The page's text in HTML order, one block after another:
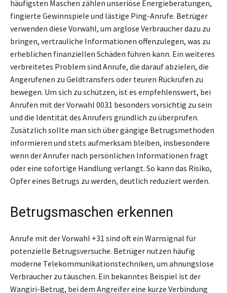
häufigsten Maschen zählen unseriöse Energieberatungen,
fingierte Gewinnspiele und lästige Ping-Anrufe. Betrüger
verwenden diese Vorwahl, um arglose Verbraucher dazu zu
bringen, vertrauliche Informationen offenzulegen, was zu
erheblichen finanziellen Schäden führen kann. Ein weiteres
verbreitetes Problem sind Anrufe, die darauf abzielen, die
Angerufenen zu Geldtransfers oder teuren Rückrufen zu
bewegen. Um sich zu schützen, ist es empfehlenswert, bei
Anrufen mit der Vorwahl 0031 besonders vorsichtig zu sein
und die Identität des Anrufers gründlich zu überprüfen.
Zusätzlich sollte man sich über gängige Betrugsmethoden
informieren und stets aufmerksam bleiben, insbesondere
wenn der Anrufer nach persönlichen Informationen fragt
oder eine sofortige Handlung verlangt. So kann das Risiko,
Opfer eines Betrugs zu werden, deutlich reduziert werden.
Betrugsmaschen erkennen
Anrufe mit der Vorwahl +31 sind oft ein Warnsignal für
potenzielle Betrugsversuche. Betrüger nutzen häufig
moderne Telekommunikationstechniken, um ahnungslose
Verbraucher zu täuschen. Ein bekanntes Beispiel ist der
Wangiri-Betrug, bei dem Angreifer eine kurze Verbindung